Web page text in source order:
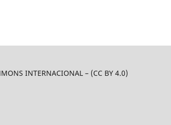
INTERNACIONAL – (CC BY 4.0)